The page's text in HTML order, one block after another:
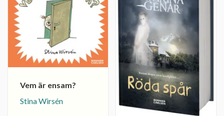
Vem är ensam?
Stina Wirsén